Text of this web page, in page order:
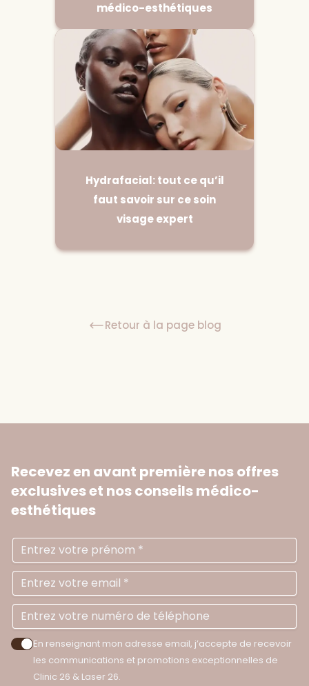
médico-esthétiques
Hydrafacial: tout ce qu’il
faut savoir sur ce soin
visage expert
Retour à la page blog
Recevez en avant première nos offres
exclusiveset nos conseils médico-
esthétiques
Prénom
Accepter les politiques de confidentialité
En renseignant mon adresse email, j’accepte de recevoir
les communications et promotions exceptionnelles de
Clinic 26 & Laser 26.